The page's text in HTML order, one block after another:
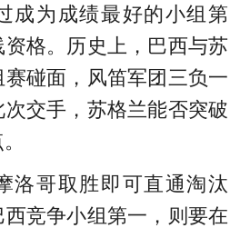
成为成绩最好的小组第
格。历史上，巴西与苏
碰面，风笛军团三负一
交手，苏格兰能否突破
洛哥取胜即可直通淘汰
竞争小组第一，则要在